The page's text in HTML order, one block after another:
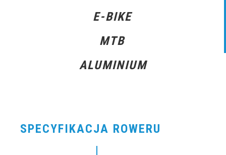
E-BIKE
MTB
ALUMINIUM
SPECYFIKACJA ROWERU